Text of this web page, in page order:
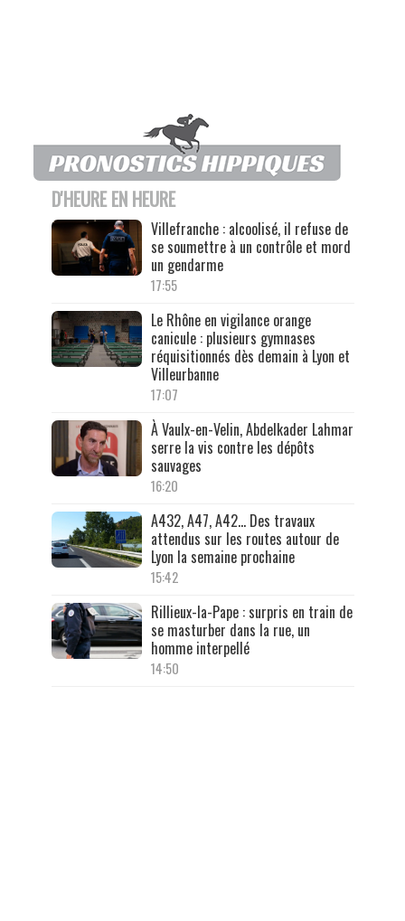
D'HEURE EN HEURE
Villefranche : alcoolisé, il refuse de
se soumettre à un contrôle et mord
un gendarme
17:55
Le Rhône en vigilance orange
canicule : plusieurs gymnases
réquisitionnés dès demain à Lyon et
Villeurbanne
17:07
À Vaulx-en-Velin, Abdelkader Lahmar
serre la vis contre les dépôts
sauvages
16:20
A432, A47, A42… Des travaux
attendus sur les routes autour de
Lyon la semaine prochaine
15:42
Rillieux-la-Pape : surpris en train de
se masturber dans la rue, un
homme interpellé
14:50